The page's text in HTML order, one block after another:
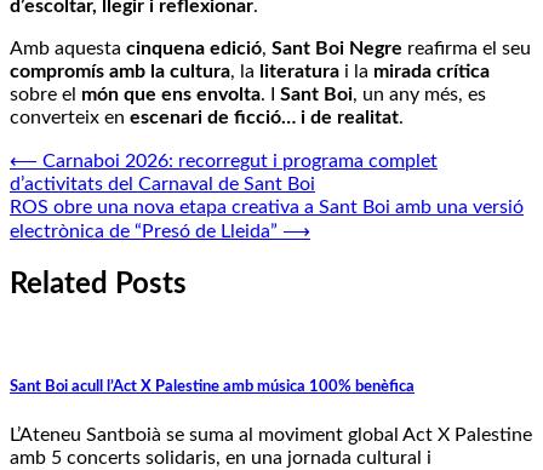
d’escoltar, llegir i reflexionar.
Amb aquesta cinquena edició, Sant Boi Negre reafirma el seu
compromís amb la cultura, la literatura i la mirada crítica
sobre el món que ens envolta. I Sant Boi, un any més, es
converteix en escenari de ficció… i de realitat.
Navegació
d'entrades
⟵ Carnaboi 2026: recorregut i programa complet
d’activitats del Carnaval de Sant Boi
ROS obre una nova etapa creativa a Sant Boi amb una versió
electrònica de “Presó de Lleida” ⟶
Related Posts
Sant Boi acull l’Act X Palestine amb música 100% benèfica
L’Ateneu Santboià se suma al moviment global Act X Palestine
amb 5 concerts solidaris, en una jornada cultural i